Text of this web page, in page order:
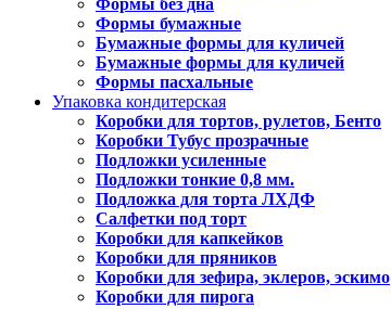
Формы без дна
Формы бумажные
Бумажные формы для куличей
Бумажные формы для куличей
Формы пасхальные
Упаковка кондитерская
Коробки для тортов, рулетов, Бенто
Коробки Тубус прозрачные
Подложки усиленные
Подложки тонкие 0,8 мм.
Подложка для торта ЛХДФ
Салфетки под торт
Коробки для капкейков
Коробки для пряников
Коробки для зефира, эклеров, эскимо
Коробки для пирога